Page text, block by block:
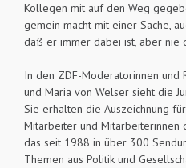
Kollegen mit auf den Weg
gemein macht mit einer Sache,
daß er immer dabei ist, aber nie
In den ZDF-Moderatorinnen und
und Maria von Welser sieht die
Sie erhalten die Auszeichnung
Mitarbeiter und Mitarbeiterinnen
das seit 1988 in über 300
Themen aus Politik und